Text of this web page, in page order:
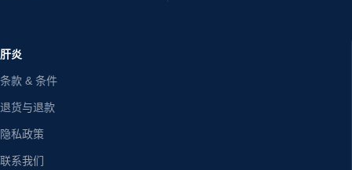
肝炎
条款 & 条件
退货与退款
隐私政策
联系我们